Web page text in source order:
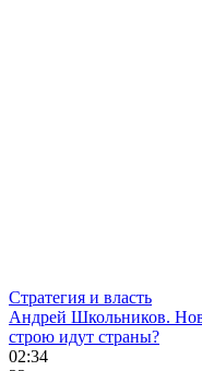
Стратегия и власть
Андрей Школьников.
строю идут страны?
02:34